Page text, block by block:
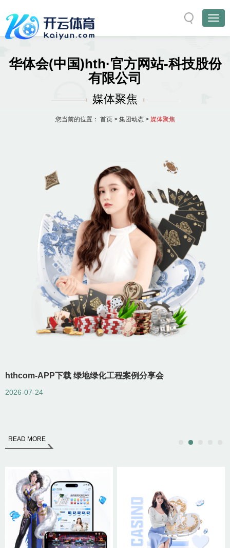
华体会(中国)hth·官方网站-科技股份
有限公司
媒体聚焦
您当前的位置： 首页> 集团动态> 媒体聚焦
hthcom-APP下载 绿地绿化工程案例分享会
2026-07-24
READ MORE